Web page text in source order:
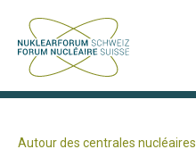
Autour des centrales nucléaires